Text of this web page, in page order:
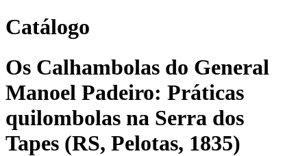
Catálogo
Os Calhambolas do General
Manoel Padeiro: Práticas
quilombolas na Serra dos
Tapes (RS, Pelotas, 1835)